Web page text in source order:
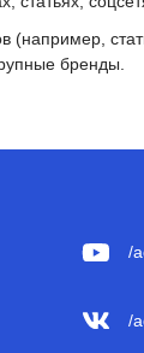
бренды.
/
/